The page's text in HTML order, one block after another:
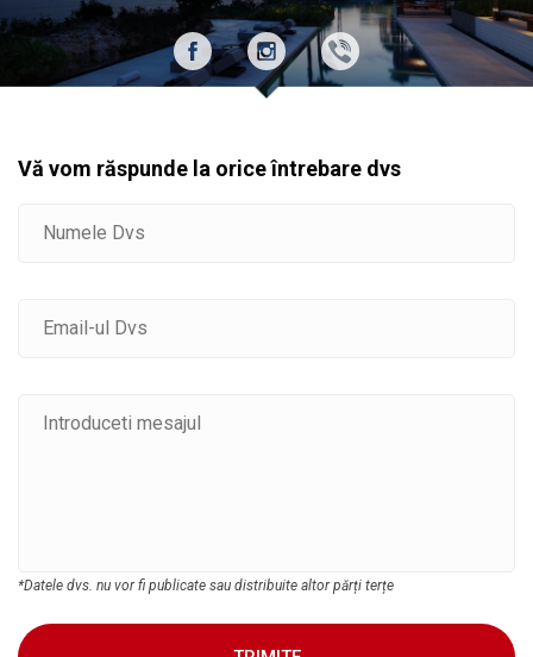
Vă vom răspunde la orice întrebare dvs
*Datele dvs. nu vor fi publicate sau distribuite altor părți terțe